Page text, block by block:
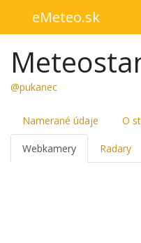
eMeteo.sk
@pukanec
Namerané údaje O
Webkamery Radary